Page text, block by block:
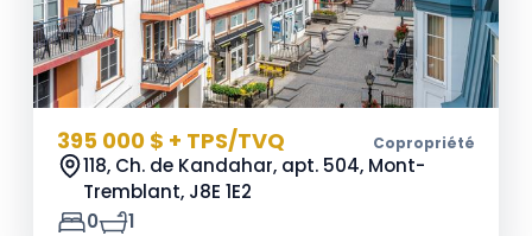
395 000 $ + TPS/TVQ Copropriété
118, Ch. de Kandahar, apt. 504, Mont-
Tremblant, J8E 1E2
0
1